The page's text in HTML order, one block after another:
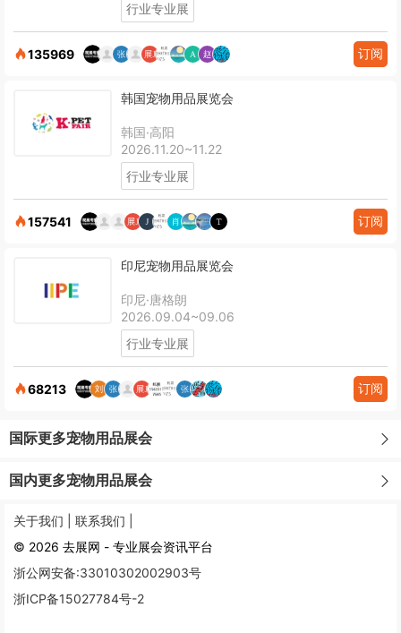
行业专业展
135969 订阅
韩国宠物用品展览会
韩国·高阳
2026.11.20~11.22
行业专业展
157541 订阅
印尼宠物用品展览会
印尼·唐格朗
2026.09.04~09.06
行业专业展
68213 订阅
国际更多宠物用品展会
国内更多宠物用品展会
关于我们 | 联系我们 |
© 2026 去展网 - 专业展会资讯平台
浙公网安备:33010302002903号
浙ICP备15027784号-2